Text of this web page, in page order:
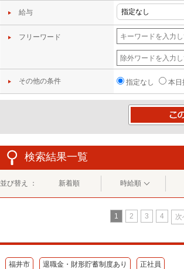
給与
フリーワード
その他の条件 指定なし 本日
検索結果一覧
並び替え ： 新着順 時給順
1 2 3 4 次
福井市 退職金・財形貯蓄制度あり 正社員